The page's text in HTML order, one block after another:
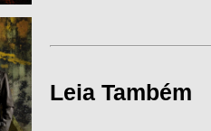
Leia Também